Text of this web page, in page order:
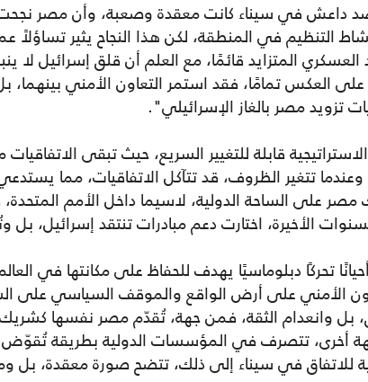
ضد داعش في سيناء كانت معقدة وصعبة، وأن مصر
التنظيم في المنطقة، لكن هذا النجاح يثير تساؤلاً
العسكري المتزايد قائمًا، مع العلم أن قلق إسرائيل لا
العكس تمامًا، فقد استمر التعاون الأمني بينهما،
مصر بالغاز الإسرائيلي".
قابلة للتغيير السريع، حيث تبقى
تتغير الظروف، قد تتآكل الاتفاقيات، مما
على الساحة الدولية، لاسيما داخل الأمم
الأخيرة، اختارت دعم مبادرات تنتقد إسرائيل، بل
تحركًا دبلوماسيًا يهدف للحفاظ على مكانتها في
الأمني على أرض الواقع والموقف السياسي على
بل وانعدام الثقة، فمن جهة، تُقدّم مصر نفسها كشريك
أخرى، تتصرف في المؤسسات الدولية بطريقة
للاتفاق في سيناء إلى ذلك، تتضح صورة معقدة، بل